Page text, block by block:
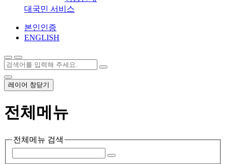
대국민 서비스
본인인증
ENGLISH
레이어 창닫기
전체메뉴
전체메뉴 검색